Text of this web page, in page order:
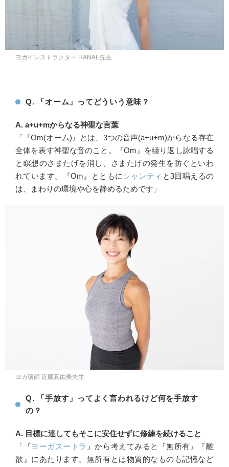
ヨガインストラクター HANAE先生
Q. 「オーム」ってどういう意味？
A. a+u+mからなる神聖な言葉
「『Om(オーム)』とは、3つの音声(a+u+m)からなる存在
全体を表す神聖な音のこと。『Om』を繰り返し詠唱する
と瞑想のさまたげを消し、さまたげの発生を防ぐといわ
れています。『Om』とともにシャンティ と3回唱えるの
は、まわりの環境や心を静めるためです」
ヨガ講師 近藤真由美先生
Q. 「手放す」ってよく言われるけど何を手放す
の？
A. 目標に達してもそこに安住せずに修練を続けること
「『ヨーガスートラ 』から考えてみると『無所有』『離
欲』にあたります。無所有とは物質的なものも記憶など